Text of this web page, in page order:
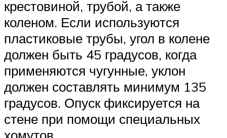
крестовиной, трубой, а также
коленом. Если используются
пластиковые трубы, угол в колене
должен быть 45 градусов, когда
применяются чугунные, уклон
должен составлять минимум 135
градусов. Опуск фиксируется на
стене при помощи специальных